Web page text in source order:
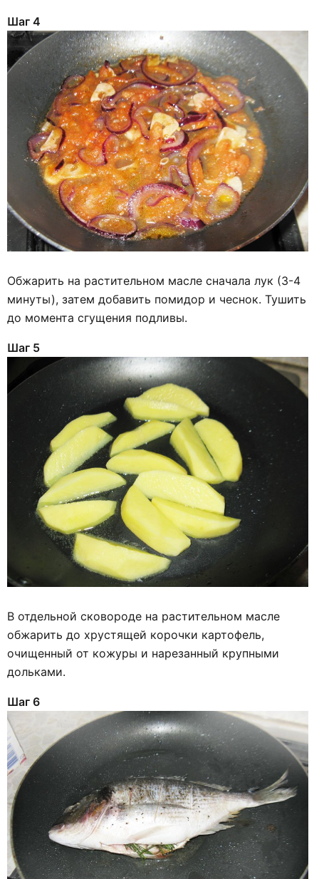
Шаг 4
Обжарить на растительном масле сначала лук (3-4
минуты), затем добавить помидор и чеснок. Тушить
до момента сгущения подливы.
Шаг 5
В отдельной сковороде на растительном масле
обжарить до хрустящей корочки картофель,
очищенный от кожуры и нарезанный крупными
дольками.
Шаг 6